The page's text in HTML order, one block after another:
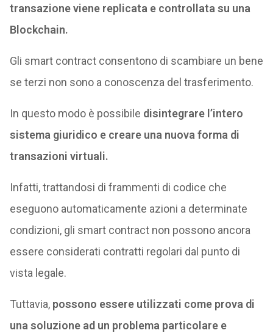
transazione viene replicata e controllata su una
Blockchain.
Gli smart contract consentono di scambiare un bene
se terzi non sono a conoscenza del trasferimento.
In questo modo è possibile disintegrare l’intero
sistema giuridico e creare una nuova forma di
transazioni virtuali.
Infatti, trattandosi di frammenti di codice che
eseguono automaticamente azioni a determinate
condizioni, gli smart contract non possono ancora
essere considerati contratti regolari dal punto di
vista legale.
Tuttavia, possono essere utilizzati come prova di
una soluzione ad un problema particolare e